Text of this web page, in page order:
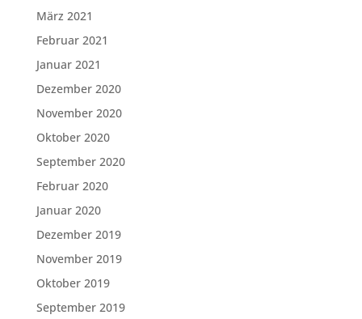
März 2021
Februar 2021
Januar 2021
Dezember 2020
November 2020
Oktober 2020
September 2020
Februar 2020
Januar 2020
Dezember 2019
November 2019
Oktober 2019
September 2019